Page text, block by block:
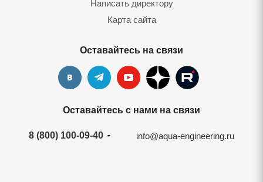
Написать директору
Карта сайта
Оставайтесь на связи
Оставайтесь с нами на связи
8 (800) 100-09-40 info@aqua-engineering.ru